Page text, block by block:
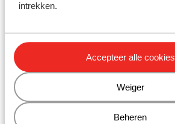
intrekken.
Accepteer alle cookies
Weiger
Beheren
Hotel MGM Les Suites d'Alexane
Hotel MGM Alhena
Résidence MGM Alhena
Résidence MGM Alexane